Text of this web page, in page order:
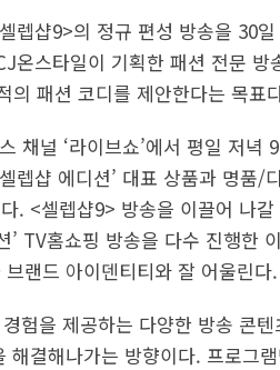
렙샵9>의 정규 편성 방송을 30
스타일이 기획한 패션 전문 방
패션 코디를 제안한다는 목표
채널 ‘라이브쇼’에서 평일 저녁
렙샵 에디션’ 대표 상품과 명품/
. <셀렙샵9> 방송을 이끌어 나갈
TV홈쇼핑 방송을 다수 진행한
랜드 아이덴티티와 잘 어울린다.
험을 제공하는 다양한 방송 콘
결해나가는 방향이다. 프로그